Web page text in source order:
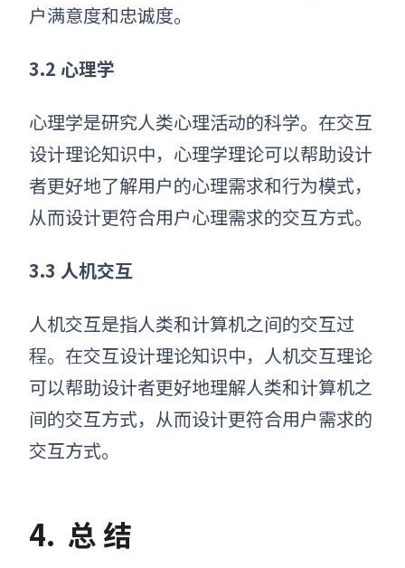
户满意度和忠诚度。
3.2 心理学
心理学是研究人类心理活动的科学。在交互
设计理论知识中，心理学理论可以帮助设计
者更好地了解用户的心理需求和行为模式，
从而设计更符合用户心理需求的交互方式。
3.3 人机交互
人机交互是指人类和计算机之间的交互过
程。在交互设计理论知识中，人机交互理论
可以帮助设计者更好地理解人类和计算机之
间的交互方式，从而设计更符合用户需求的
交互方式。
4. 总 结